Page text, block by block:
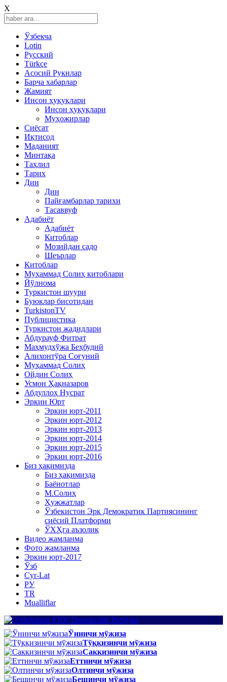
X
Ўзбекча
Lotin
Русский
Türkçe
Асосий Рукнлар
Барча хабарлар
Жамият
Инсон ҳуқуқлари
Инсон ҳуқуқлари
Муҳожирлар
Сиёсат
Иқтисод
Mаданият
Минтақа
Таҳлил
Тарих
Дин
Дин
Пайғамбарлар тарихи
Тасаввуф
Адабиёт
Адабиёт
Китоблар
Мозийдан садо
Шеърлар
Китоблар
Муҳаммад Солиҳ китоблари
Йўлнома
Туркистон шуури
Буюклар бисотидан
TurkistonTV
Публицистика
Туркистон жадидлари
Абдурауф Фитрат
Маҳмудхўжа Беҳбудий
Алихонтўра Соғуний
Муҳаммад Солиҳ
Ойдин Солиҳ
Усмон Ҳақназаров
Абдуллоҳ Нусрат
Эркин Юрт
Эркин юрт-2011
Эркин юрт-2012
Эркин юрт-2013
Эркин юрт-2014
Эркин юрт-2015
Эркин юрт-2016
Биз ҳақимизда
Биз ҳақимизда
Баёнотлар
М.Солиҳ
Ҳужжатлар
Ўзбекистон Эрк Демократик Партиясининг
сиёсий Платформи
ЎХҲга аъзолик
Видео жамланма
Фото жамланма
Эркин юрт-2017
Ўзб
Cyr-Lat
РУ
TR
Mualliflar
Ўнинчи мўжиза
Тўққизинчи мўжиза
Саккизинчи мўжиза
Еттинчи мўжиза
Олтинчи мўжиза
Бешинчи мўжиза